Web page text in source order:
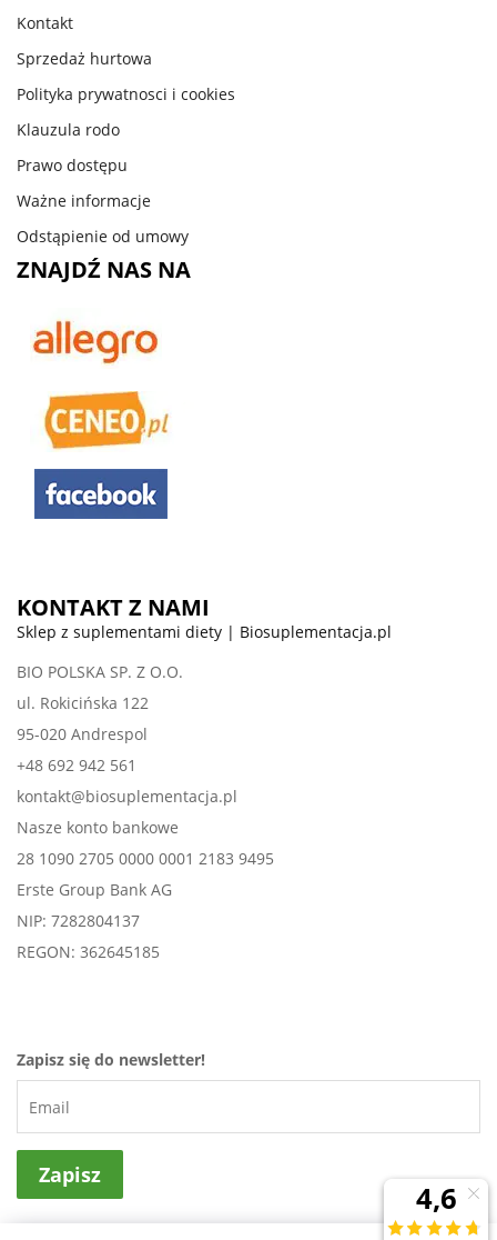
Kontakt
Sprzedaż hurtowa
Polityka prywatnosci i cookies
Klauzula rodo
Prawo dostępu
Ważne informacje
Odstąpienie od umowy
ZNAJDŹ NAS NA
KONTAKT Z NAMI
Sklep z suplementami diety | Biosuplementacja.pl
BIO POLSKA SP. Z O.O.
ul. Rokicińska 122
95-020 Andrespol
+48 692 942 561
kontakt@biosuplementacja.pl
Nasze konto bankowe
28 1090 2705 0000 0001 2183 9495
Erste Group Bank AG
NIP: 7282804137
REGON: 362645185
Zapisz się do newsletter!